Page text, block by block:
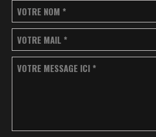
VOTRE NOM *
VOTRE MAIL *
VOTRE MESSAGE ICI *